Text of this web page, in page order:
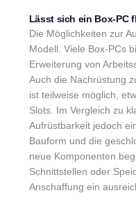
Lässt sich ein Box-PC
Die Möglichkeiten zur
Modell. Viele Box-PCs
Erweiterung von
Auch die Nachrüstung
ist teilweise möglich,
Slots. Im Vergleich zu
Aufrüstbarkeit jedoch
Bauform und die
neue Komponenten
Schnittstellen oder
Anschaffung ein